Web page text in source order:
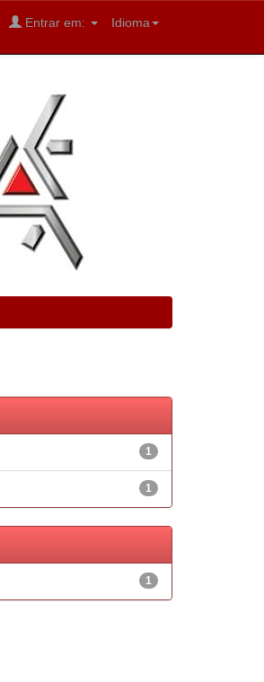
Idioma
Entrar em:
1
1
1